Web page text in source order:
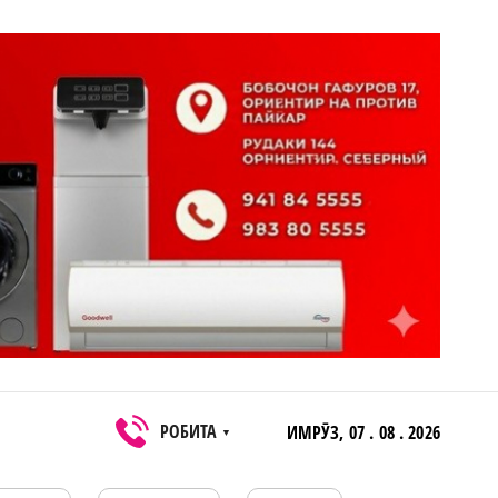
РОБИТА ▼ ИМРӮЗ, 07 . 08 . 2026